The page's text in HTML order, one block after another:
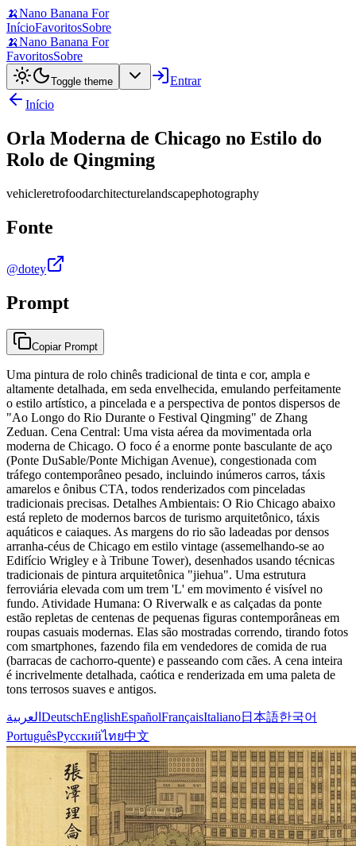
🍌Nano Banana For
InícioFavoritosSobre
🍌Nano Banana For
FavoritosSobre
Toggle theme
Entrar
Início
Orla Moderna de Chicago no Estilo do
Rolo de Qingming
vehicleretrofoodarchitecturelandscapephotography
Fonte
@dotey
Prompt
Copiar Prompt
Uma pintura de rolo chinês tradicional de tinta e cor, ampla e
altamente detalhada, em seda envelhecida, emulando perfeitamente
o estilo artístico, a pincelada e a perspectiva de pontos dispersos de
"Ao Longo do Rio Durante o Festival Qingming" de Zhang
Zeduan. Cena Central: Uma vista aérea da movimentada orla
moderna de Chicago. O foco é a enorme ponte basculante de aço
(Ponte DuSable/Ponte Michigan Avenue), congestionada com
tráfego contemporâneo pesado, incluindo inúmeros carros, táxis
amarelos e ônibus CTA, todos renderizados com pinceladas
tradicionais precisas. Detalhes Ambientais: O Rio Chicago abaixo
está repleto de modernos barcos de turismo arquitetônico, táxis
aquáticos e caiaques. As margens do rio são ladeadas por densos
arranha-céus de Chicago em estilo vintage (assemelhando-se ao
Edifício Wrigley e à Tribune Tower), desenhados usando técnicas
tradicionais de pintura arquitetônica "jiehua". Uma estrutura
ferroviária elevada com um trem 'L' em movimento é visível no
fundo. Atividade Humana: O Riverwalk e as calçadas da ponte
estão repletas de centenas de pequenas figuras contemporâneas em
roupas casuais modernas. Elas são mostradas correndo, tirando fotos
com smartphones, fazendo fila em vendedores de comida de rua
(barracas de cachorro-quente) e passeando com cães. A cena inteira
é incrivelmente detalhada, caótica e renderizada em uma paleta de
tons terrosos suaves e antigos.
العربية DeutschEnglishEspañolFrançaisItaliano日本語한국어
PortuguêsРусскийไทย中文